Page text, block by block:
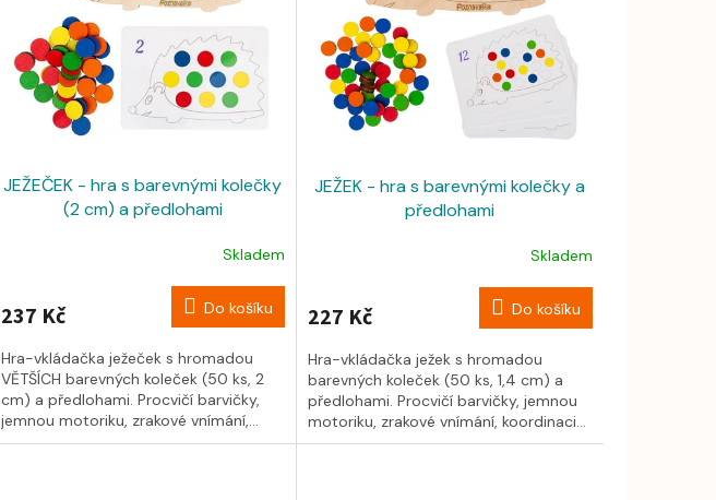
JEŽEČEK - hra s barevnými kolečky
(2 cm) a předlohami
Skladem
237 Kč Do košíku
Hra-vkládačka ježeček s hromadou
VĚTŠÍCH barevných koleček (50 ks, 2
cm) a předlohami. Procvičí barvičky,
jemnou motoriku, zrakové vnímání,...
JEŽEK - hra s barevnými kolečky a
předlohami
Skladem
227 Kč Do košíku
Hra-vkládačka ježek s hromadou
barevných koleček (50 ks, 1,4 cm) a
předlohami. Procvičí barvičky, jemnou
motoriku, zrakové vnímání, koordinaci...